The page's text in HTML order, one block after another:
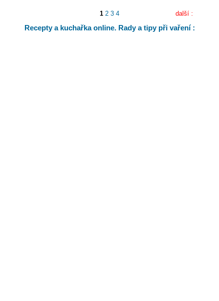
1 2 3 4 další :
Recepty a kuchařka online. Rady a tipy při vaření :